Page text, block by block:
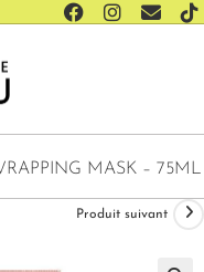
MASK – 75ML
Produit suivant